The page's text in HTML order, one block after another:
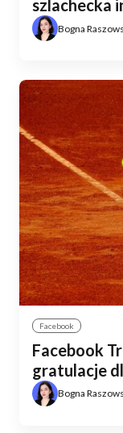
szlachecka
Bogna
Facebook
Facebook
gratulacje
Bogna